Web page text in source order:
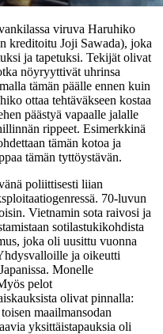
viruva Haruhiko
kreditoitu Joji Sawada), joka
ja tapetuksi. Tekijät olivat
nöyryyttivät uhrinsa
tämän päälle ennen kuin
ottaa tehtäväkseen kostaa
päästyä vapaalle jalalle
rippeet. Esimerkkinä
tämän kotoa ja
tämän tyttöystävän.
poliittisesti liian
70‑luvun
Vietnamin sota raivosi ja
sotilastukikohdista
joka oli uusittu vuonna
ja oikeutti
Monelle
pelot
olivat pinnalla:
maailmansodan
yksittäistapauksia oli